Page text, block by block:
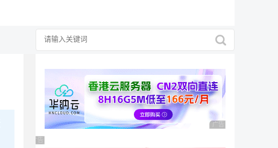
广告 商业广告，理性
广告 商业广告，理性选择